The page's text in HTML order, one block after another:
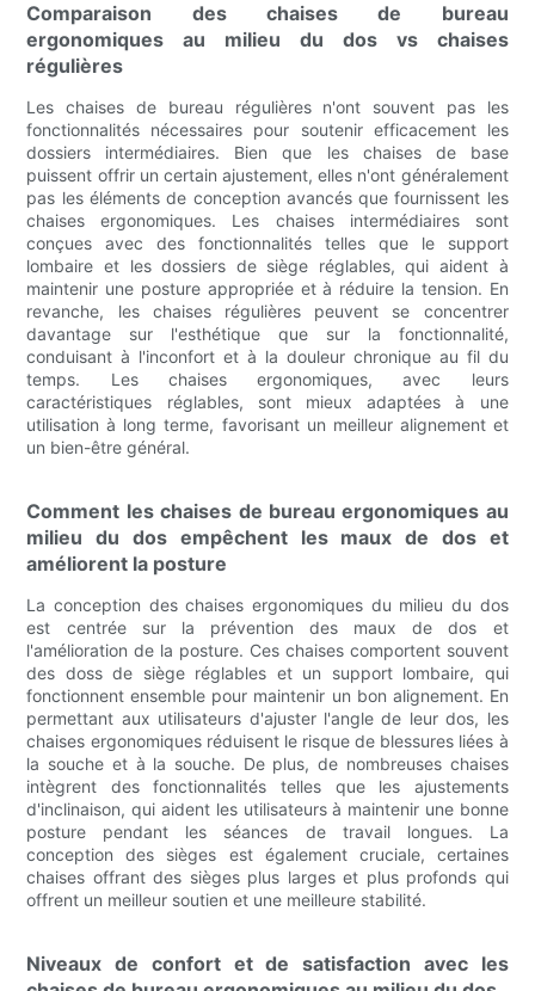
Comparaison des chaises de bureau
ergonomiques au milieu du dos vs chaises
régulières
Les chaises de bureau régulières n'ont souvent pas les
fonctionnalités nécessaires pour soutenir efficacement les
dossiers intermédiaires. Bien que les chaises de base
puissent offrir un certain ajustement, elles n'ont généralement
pas les éléments de conception avancés que fournissent les
chaises ergonomiques. Les chaises intermédiaires sont
conçues avec des fonctionnalités telles que le support
lombaire et les dossiers de siège réglables, qui aident à
maintenir une posture appropriée et à réduire la tension. En
revanche, les chaises régulières peuvent se concentrer
davantage sur l'esthétique que sur la fonctionnalité,
conduisant à l'inconfort et à la douleur chronique au fil du
temps. Les chaises ergonomiques, avec leurs
caractéristiques réglables, sont mieux adaptées à une
utilisation à long terme, favorisant un meilleur alignement et
un bien-être général.
Comment les chaises de bureau ergonomiques au
milieu du dos empêchent les maux de dos et
améliorent la posture
La conception des chaises ergonomiques du milieu du dos
est centrée sur la prévention des maux de dos et
l'amélioration de la posture. Ces chaises comportent souvent
des doss de siège réglables et un support lombaire, qui
fonctionnent ensemble pour maintenir un bon alignement. En
permettant aux utilisateurs d'ajuster l'angle de leur dos, les
chaises ergonomiques réduisent le risque de blessures liées à
la souche et à la souche. De plus, de nombreuses chaises
intègrent des fonctionnalités telles que les ajustements
d'inclinaison, qui aident les utilisateurs à maintenir une bonne
posture pendant les séances de travail longues. La
conception des sièges est également cruciale, certaines
chaises offrant des sièges plus larges et plus profonds qui
offrent un meilleur soutien et une meilleure stabilité.
Niveaux de confort et de satisfaction avec les